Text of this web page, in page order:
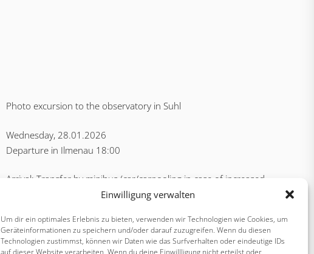
Einwilligung verwalten
Um dir ein optimales Erlebnis zu bieten, verwenden wir Technologien wie Cookies, um
Geräteinformationen zu speichern und/oder darauf zuzugreifen. Wenn du diesen
Technologien zustimmst, können wir Daten wie das Surfverhalten oder eindeutige IDs
auf dieser Website verarbeiten. Wenn du deine Einwillligung nicht erteilst oder
Photo excursion to the observatory in Suhl
Wednesday, 28.01.2026
Departure in Ilmenau 18:00
Arrival: Transfer by minibus (car/carpooling in case of increased